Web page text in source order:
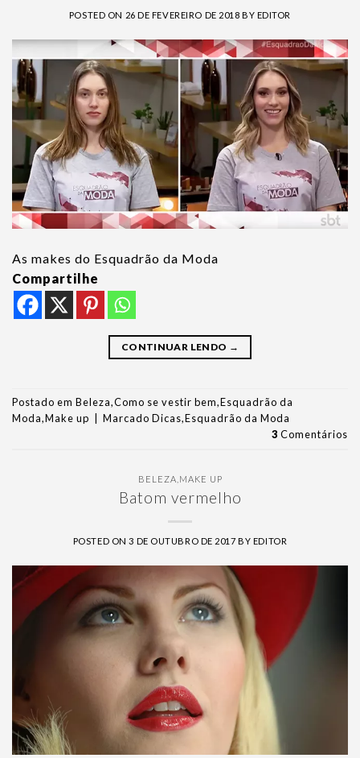
POSTED ON 26 DE FEVEREIRO DE 2018 BY EDITOR
As makes do Esquadrão da Moda
Compartilhe
CONTINUAR LENDO →
Postado em Beleza,Como se vestir bem,Esquadrão da
Moda,Make up Marcado Dicas,Esquadrão da Moda
3 Comentários
BELEZA MAKE UP
Batom vermelho
POSTED ON3 DE OUTUBRO DE 2017 BY EDITOR